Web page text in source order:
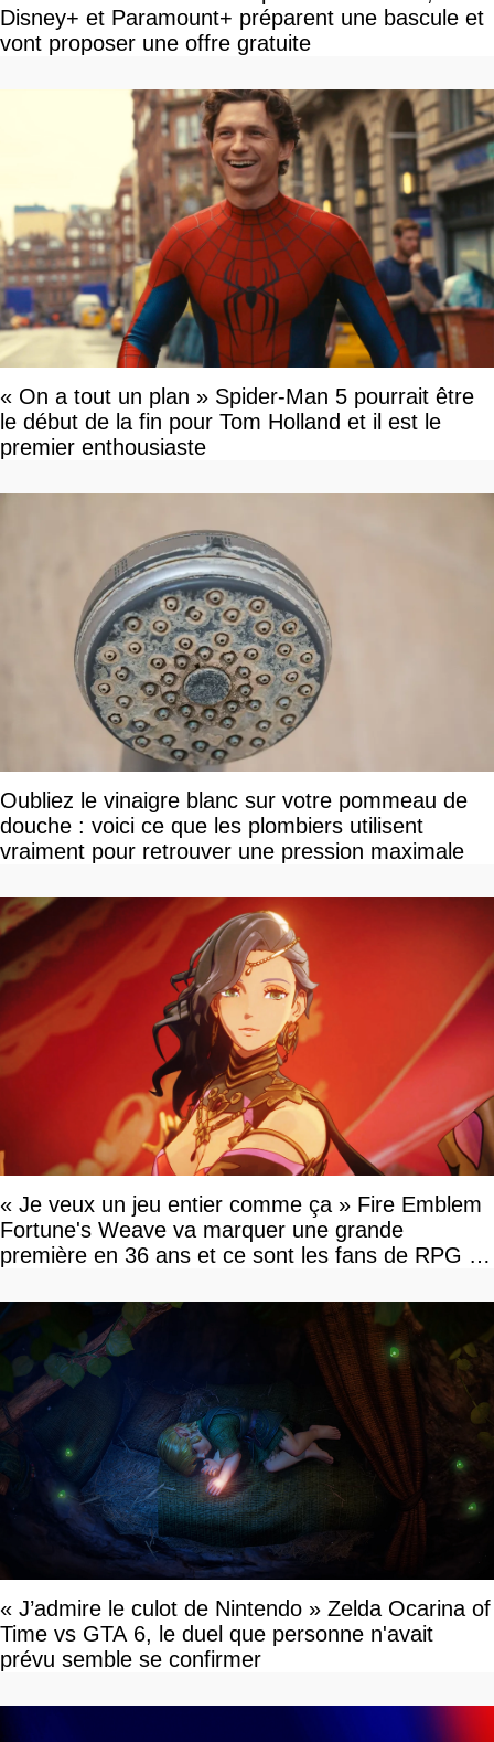
Disney+ et Paramount+ préparent une bascule et
vont proposer une offre gratuite
« On a tout un plan » Spider-Man 5 pourrait être
le début de la fin pour Tom Holland et il est le
premier enthousiaste
Oubliez le vinaigre blanc sur votre pommeau de
douche : voici ce que les plombiers utilisent
vraiment pour retrouver une pression maximale
« Je veux un jeu entier comme ça » Fire Emblem
Fortune's Weave va marquer une grande
première en 36 ans et ce sont les fans de RPG en
« J’admire le culot de Nintendo » Zelda Ocarina of
Time vs GTA 6, le duel que personne n'avait
prévu semble se confirmer